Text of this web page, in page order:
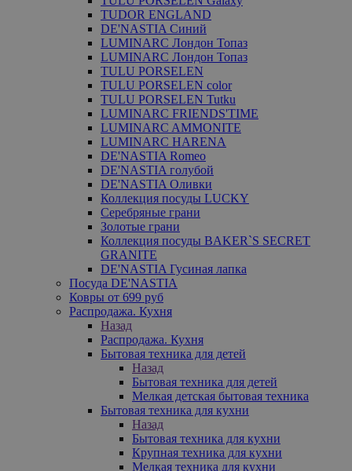
TUDOR ENGLAND
DE'NASTIA Синий
LUMINARC Лондон Топаз
LUMINARC Лондон Топаз
TULU PORSELEN
TULU PORSELEN color
TULU PORSELEN Tutku
LUMINARC FRIENDS'TIME
LUMINARC AMMONITE
LUMINARC HARENA
DE'NASTIA Romeo
DE'NASTIA голубой
DE'NASTIA Оливки
Коллекция посуды LUCKY
Серебряные грани
Золотые грани
Коллекция посуды BAKER`S SECRET
GRANITE
DE'NASTIA Гусиная лапка
Посуда DE'NASTIA
Ковры от 699 руб
Распродажа. Кухня
Назад
Распродажа. Кухня
Бытовая техника для детей
Назад
Бытовая техника для детей
Мелкая детская бытовая техника
Бытовая техника для кухни
Назад
Бытовая техника для кухни
Крупная техника для кухни
Мелкая техника для кухни